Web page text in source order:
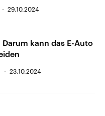
29.10.2024
Darum kann das E-Auto
23.10.2024